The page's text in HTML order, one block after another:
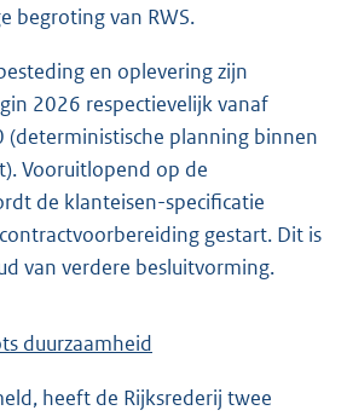
begroting van RWS.
en oplevering zijn
2026 respectievelijk vanaf
(deterministische planning binnen
Vooruitlopend op de
de klanteisen-specificatie
gestart. Dit is
van verdere besluitvorming.
duurzaamheid
heeft de Rijksrederij twee